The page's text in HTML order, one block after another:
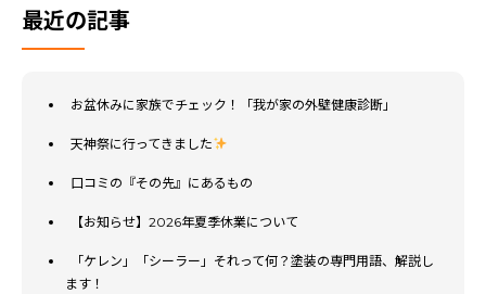
最近の記事
お盆休みに家族でチェック！「我が家の外壁健康診断」
天神祭に行ってきました
口コミの『その先』にあるもの
【お知らせ】2026年夏季休業について
「ケレン」「シーラー」それって何？塗装の専門用語、解説し
ます！